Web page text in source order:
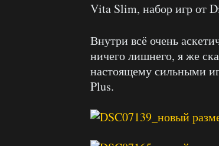
Vita Slim, набор игр от
Внутри всё очень
ничего лишнего, я же
настоящему сильными
Plus.